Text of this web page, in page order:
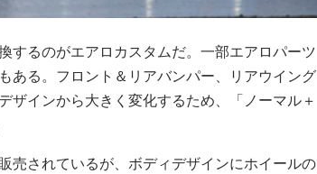
するのがエアロカスタムだ。一部エアロパーツ
ある。フロント＆リアバンパー、リアウイング
ザインから大きく変化するため、「ノーマル＋
売されているが、ボディデザインにホイールの